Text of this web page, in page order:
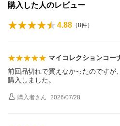
購入した人のレビュー
4.88 （8件）
マイコレクションコー
前回品切れで買えなかったのですが
購入しました。
購入者さん 2026/07/28